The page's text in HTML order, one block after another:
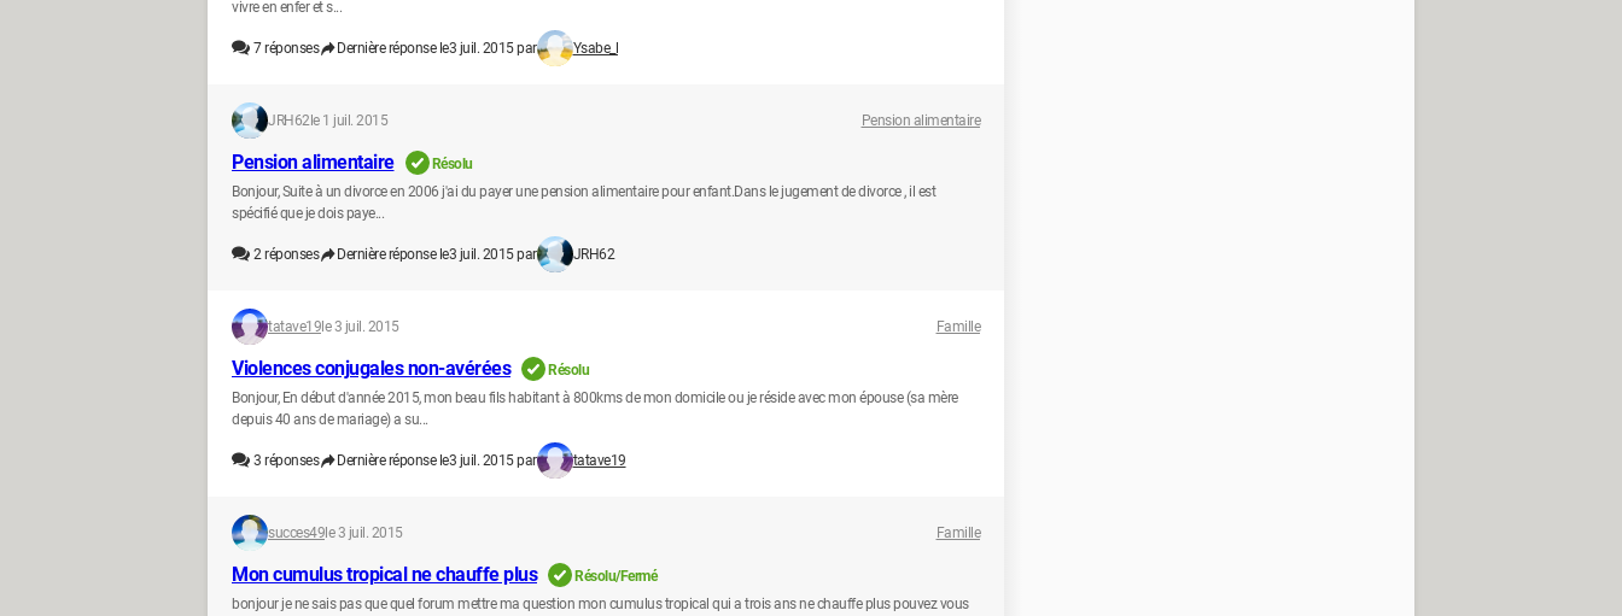
vivre en enfer et s...
7réponses Dernière réponse le3 juil. 2015 par Ysabe_l
JRH62le 1 juil. 2015 Pension alimentaire
Pension alimentaire
Résolu
Bonjour, Suite à un divorce en 2006 j'ai du payer une pension alimentaire pour enfant.Dans le jugement de divorce , il est
spécifié que je dois paye...
2réponses Dernière réponse le3 juil. 2015 par JRH62
tatave19 le 3 juil. 2015 Famille
Violences conjugales non-avérées
Résolu
Bonjour, En début d'année 2015, mon beau fils habitant à 800kms de mon domicile ou je réside avec mon épouse (sa mère
depuis 40 ans de mariage) a su...
3 réponses Dernière réponse le3 juil. 2015 par tatave19
succes49 le 3 juil. 2015 Famille
Mon cumulus tropical ne chauffe plus
Résolu/Fermé
bonjour je ne sais pas que quel forum mettre ma question mon cumulus tropical qui a trois ans ne chauffe plus pouvez vous